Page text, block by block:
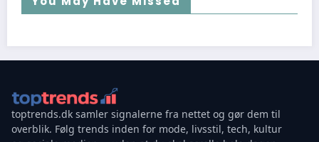
toptrends.dk samler signalerne fra nettet og gør dem til
overblik. Følg trends inden for mode, livsstil, tech, kultur